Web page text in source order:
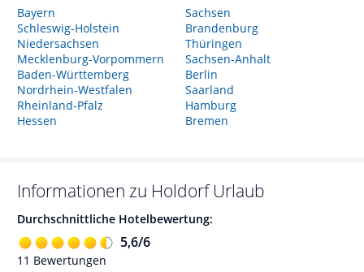
Bayern
Schleswig-Holstein
Niedersachsen
Mecklenburg-Vorpommern
Baden-Württemberg
Nordrhein-Westfalen
Rheinland-Pfalz
Hessen
Sachsen
Brandenburg
Thüringen
Sachsen-Anhalt
Berlin
Saarland
Hamburg
Bremen
Informationen zu Holdorf Urlaub
Durchschnittliche Hotelbewertung:
5,6/6
11 Bewertungen